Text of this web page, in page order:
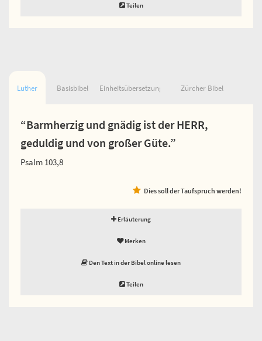
Teilen
Luther Basisbibel Einheitsübersetzung Zürcher Bibel
“Barmherzig und gnädig ist der HERR,
geduldig und von großer Güte.”
Psalm 103,8
Dies soll der Taufspruch werden!
Erläuterung
Merken
Den Text in der Bibel online lesen
Teilen